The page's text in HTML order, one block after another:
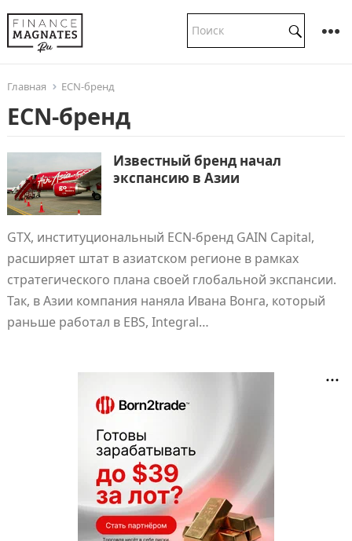
Главная ECN-бренд
ECN-бренд
Известный бренд начал
экспансию в Азии
GTX, институциональный ECN-бренд GAIN Capital,
расширяет штат в азиатском регионе в рамках
стратегического плана своей глобальной экспансии.
Так, в Азии компания наняла Ивана Вонга, который
раньше работал в EBS, Integral…